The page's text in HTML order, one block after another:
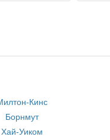
Кинс
Борнмут
Хай-Уиком